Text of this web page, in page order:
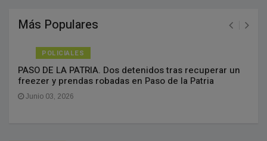
Más Populares
POLICIALES
PASO DE LA PATRIA. Dos detenidos tras recuperar un
freezer y prendas robadas en Paso de la Patria
Junio 03, 2026